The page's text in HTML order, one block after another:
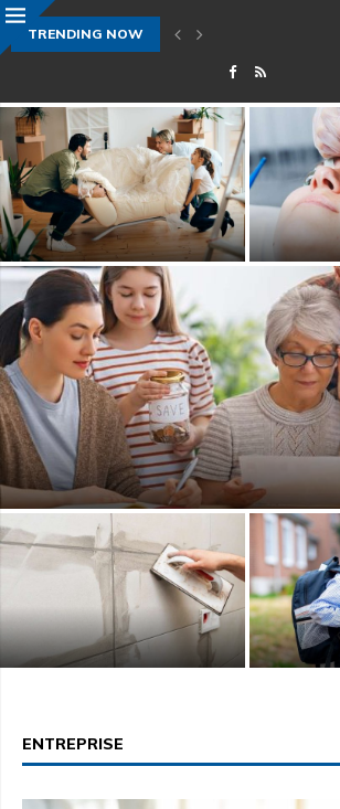
TRENDING NOW
Idées aménagement salon moderne après un
Idées aménagement salon
moderne après un
emménagement : par où...
5 astuces
8 astuces pour gérer son budget
capitales
Quelle importance de la couleur
des joints de carrelage ?
Quel
pour
ENTREPRISE